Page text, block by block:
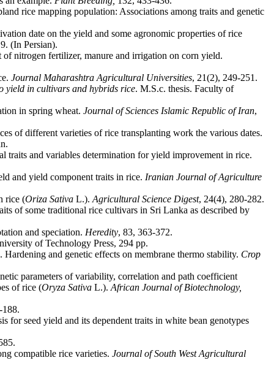
rice mapping population: Associations among traits and genetic
date on the yield and some agronomic properties of rice
(In Persian).
nitrogen fertilizer, manure and irrigation on corn yield.
Journal Maharashtra Agricultural Universities, 21(2), 249-251.
yield in cultivars and hybrids rice. M.S.c. thesis. Faculty of
in spring wheat. Journal of Sciences Islamic Republic of Iran,
of different varieties of rice transplanting work the various dates.
and variables determination for yield improvement in rice.
and yield component traits in rice. Iranian Journal of Agriculture
rice (Oriza Sativa L.). Agricultural Science Digest, 24(4), 280-282.
of some traditional rice cultivars in Sri Lanka as described by
and speciation. Heredity, 83, 363-372.
of Technology Press, 294 pp.
and genetic effects on membrane thermo stability. Crop
parameters of variability, correlation and path coefficient
of rice (Oryza Sativa L.). African Journal of Biotechnology,
for seed yield and its dependent traits in white bean genotypes
compatible rice varieties. Journal of South West Agricultural